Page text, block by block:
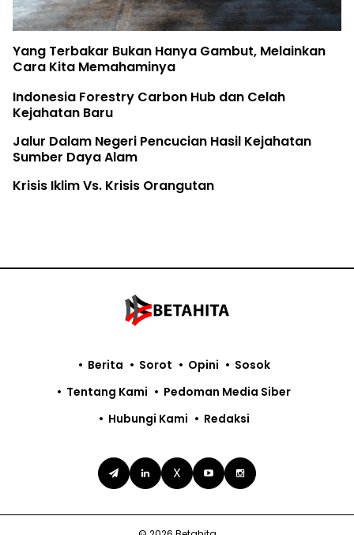
Yang Terbakar Bukan Hanya Gambut, Melainkan
Cara Kita Memahaminya
Indonesia Forestry Carbon Hub dan Celah
Kejahatan Baru
Jalur Dalam Negeri Pencucian Hasil Kejahatan
Sumber Daya Alam
Krisis Iklim Vs. Krisis Orangutan
X
Berita Sorot Opini
Sosok
Tentang Kami
Pedoman Media Siber
Hubungi Kami
Redaksi